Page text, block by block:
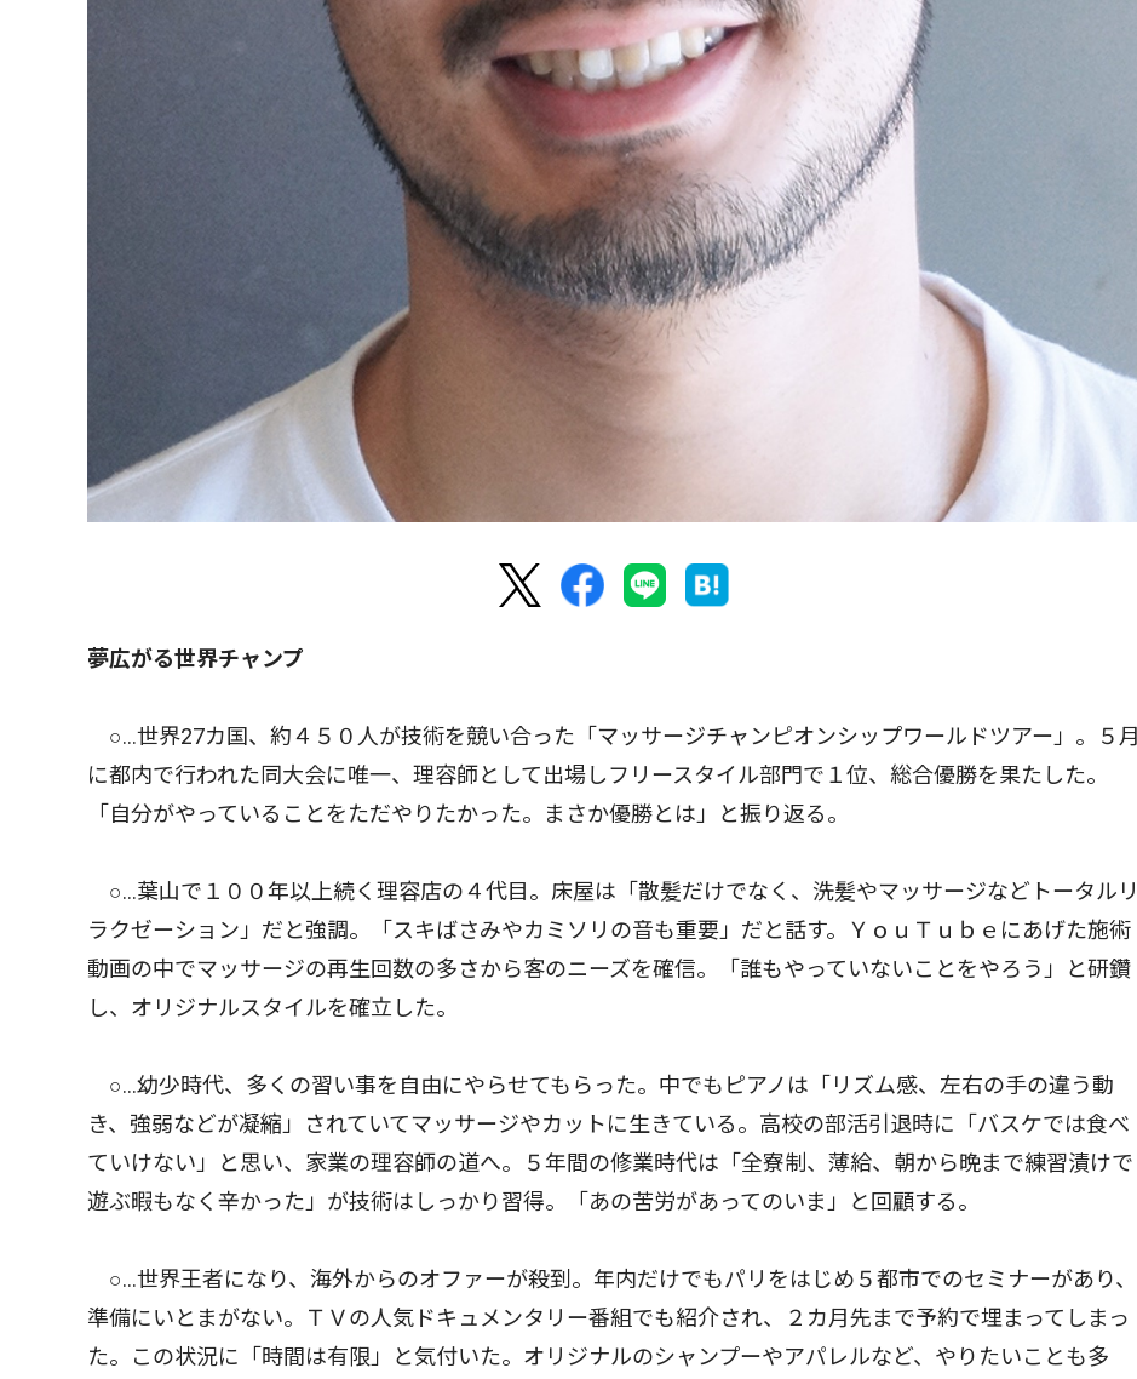
夢広がる世界チャンプ
○…世界27カ国、約４５０人が技術を競い合った「マッサージチャンピオンシップワールドツアー」。５月
に都内で行われた同大会に唯一、理容師として出場しフリースタイル部門で１位、総合優勝を果たした。
「自分がやっていることをただやりたかった。まさか優勝とは」と振り返る。
○…葉山で１００年以上続く理容店の４代目。床屋は「散髪だけでなく、洗髪やマッサージなどトータルリ
ラクゼーション」だと強調。「スキばさみやカミソリの音も重要」だと話す。ＹｏｕＴｕｂｅにあげた施術
動画の中でマッサージの再生回数の多さから客のニーズを確信。「誰もやっていないことをやろう」と研鑽
し、オリジナルスタイルを確立した。
○…幼少時代、多くの習い事を自由にやらせてもらった。中でもピアノは「リズム感、左右の手の違う動
き、強弱などが凝縮」されていてマッサージやカットに生きている。高校の部活引退時に「バスケでは食べ
ていけない」と思い、家業の理容師の道へ。５年間の修業時代は「全寮制、薄給、朝から晩まで練習漬けで
遊ぶ暇もなく辛かった」が技術はしっかり習得。「あの苦労があってのいま」と回顧する。
○…世界王者になり、海外からのオファーが殺到。年内だけでもパリをはじめ５都市でのセミナーがあり、
準備にいとまがない。ＴＶの人気ドキュメンタリー番組でも紹介され、２カ月先まで予約で埋まってしまっ
た。この状況に「時間は有限」と気付いた。オリジナルのシャンプーやアパレルなど、やりたいことも多